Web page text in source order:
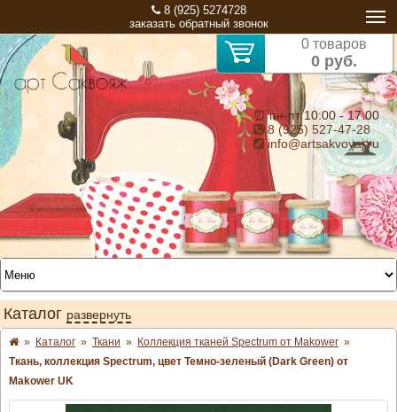
8 (925) 5274728
заказать обратный звонок
0 товаров
0 руб.
⏰ пн-пт 10:00 - 17:00
8 (925) 527-47-28
info@artsakvoyaj.ru
Каталог развернуть
» Каталог » Ткани » Коллекция тканей Spectrum от Makower »
Ткань, коллекция Spectrum, цвет Темно-зеленый (Dark Green) от
Makower UK